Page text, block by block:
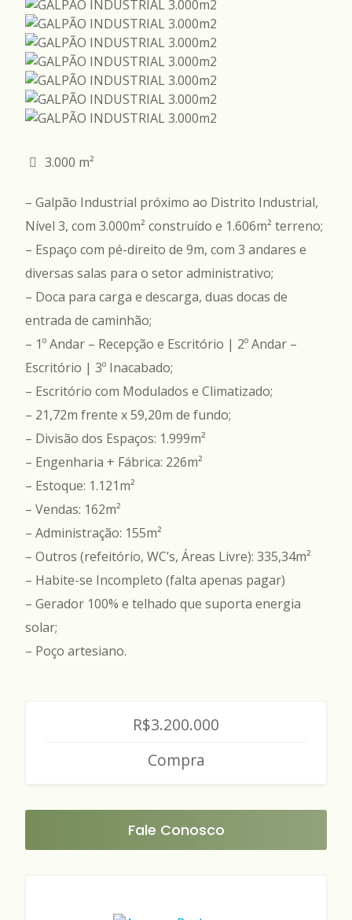
3.000 m²
– Galpão Industrial próximo ao Distrito Industrial,
Nível 3, com 3.000m² construído e 1.606m² terreno;
– Espaço com pé-direito de 9m, com 3 andares e
diversas salas para o setor administrativo;
– Doca para carga e descarga, duas docas de
entrada de caminhão;
– 1º Andar – Recepção e Escritório | 2º Andar –
Escritório | 3º Inacabado;
– Escritório com Modulados e Climatizado;
– 21,72m frente x 59,20m de fundo;
– Divisão dos Espaços: 1.999m²
– Engenharia + Fábrica: 226m²
– Estoque: 1.121m²
– Vendas: 162m²
– Administração: 155m²
– Outros (refeitório, WC’s, Áreas Livre): 335,34m²
– Habite-se Incompleto (falta apenas pagar)
– Gerador 100% e telhado que suporta energia
solar;
– Poço artesiano.
R$3.200.000
Compra
Fale Conosco